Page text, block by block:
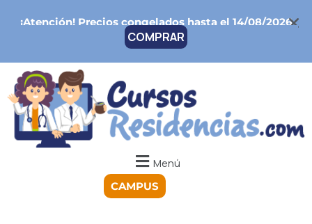
¡Atención!Precios congelados hasta el 14/08/2026
COMPRAR
Menú
CAMPUS